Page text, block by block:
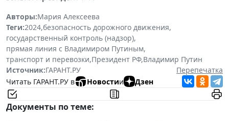
Авторы:Мария Алексеева
Теги:2024,безопасность дорожного движения,
государственный контроль (надзор),
прямая линия с Владимиром Путиным,
транспорт и перевозки,Президент РФ,Владимир Путин
Источник:ГАРАНТ.РУ
Перепечатка
Читать ГАРАНТ.РУ в
Новостии Дзен
Документы по теме: